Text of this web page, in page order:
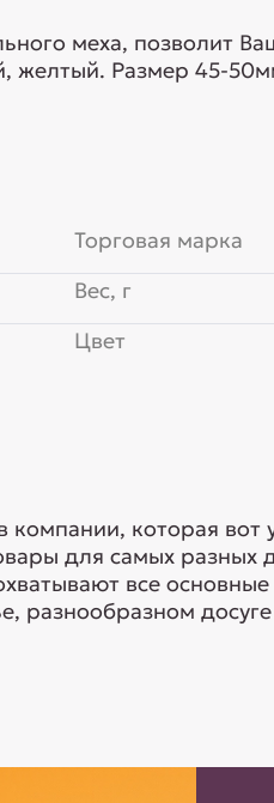
меха, позволит
желтый. Размер 45-
Торговая марка
Вес, г
Цвет
которая
для самых
все
разнообразном